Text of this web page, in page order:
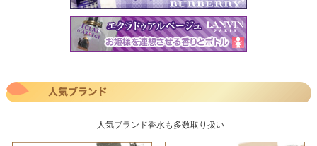
人気ブランド香水も多数取り扱い